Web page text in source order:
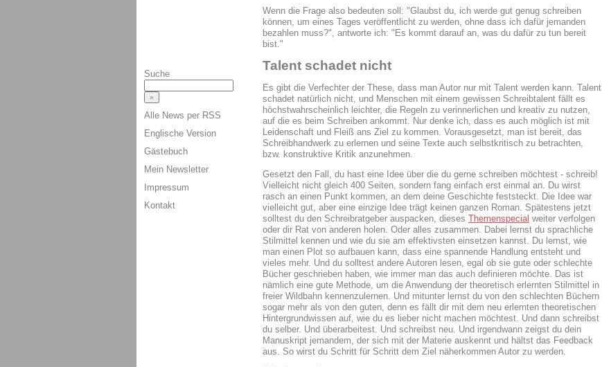
Wenn die Frage also bedeuten soll: "Glaubst du, ich werde gut genug schreiben
können, um eines Tages veröffentlicht zu werden, ohne dass ich dafür jemanden
bezahlen muss?", antworte ich: "Es kommt darauf an, was du dafür zu tun bereit
bist."
Talent schadet nicht
Es gibt die Verfechter der These, dass man Autor nur mit Talent werden kann. Talent
schadet natürlich nicht, und Menschen mit einem gewissen Schreibtalent fällt es
höchstwahrscheinlich leichter, die Regeln zu verinnerlichen und kreativ zu nutzen,
auf die es beim Schreiben ankommt. Nur denke ich, dass es auch möglich ist mit
Leidenschaft und Fleiß ans Ziel zu kommen. Vorausgesetzt, man ist bereit, das
Schreibhandwerk zu erlernen und seine Texte auch selbstkritisch zu betrachten,
bzw. konstruktive Kritik anzunehmen.
Gesetzt den Fall, du hast eine Idee über die du gerne schreiben möchtest - schreib!
Vielleicht nicht gleich 400 Seiten, sondern fang einfach erst einmal an. Du wirst
rasch an einen Punkt kommen, an dem deine Geschichte feststeckt. Die Idee war
vielleicht gut, aber eine einzige Idee trägt keinen ganzen Roman. Spätestens jetzt
solltest du den Schreibratgeber auspacken, dieses Themenspecial weiter verfolgen
oder dir Rat von anderen holen. Oder alles zusammen. Dabei lernst du sprachliche
Stilmittel kennen und wie du sie am effektivsten einsetzen kannst. Du lernst, wie
man einen Plot so aufbauen kann, dass eine spannende Handlung entsteht und
vieles mehr. Und du solltest andere Autoren lesen, egal ob sie gute oder schlechte
Bücher geschrieben haben, wie immer man das auch definieren möchte. Das ist
nämlich eine gute Methode, um die Anwendung der theoretisch erlernten Stilmittel in
freier Wildbahn kennenzulernen. Und mitunter lernst du von den schlechten Büchern
sogar mehr als von den guten, denn es fällt dir mit dem neu erlernten theoretischen
Hintergrundwissen auf, wie du es lieber nicht machen möchtest. Und dann schreibst
du selber. Und überarbeitest. Und schreibst neu. Und irgendwann zeigst du dein
Manuskript jemandem, der sich mit der Materie auskennt und hältst das Feedback
aus. So wirst du Schritt für Schritt dem Ziel näherkommen Autor zu werden.
Suche
Alle News per RSS
Englische Version
Gästebuch
Mein Newsletter
Impressum
Kontakt